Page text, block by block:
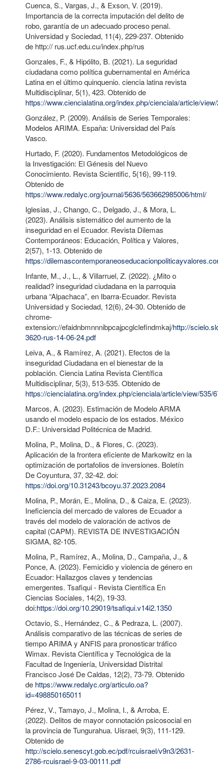
Cuenca, S., Vargas, J., & Exson, V. (2019).
Importancia de la correcta imputación del delito de
robo, garantía de un adecuado proceso penal.
Universidad y Sociedad, 11(4), 229-237. Obtenido
de http:// rus.ucf.edu.cu/index.php/rus
Gonzales, F., & Hipólito, B. (2021). La seguridad
ciudadana como política gubernamental en América
Latina en el último quinquenio. ciencia latina revista
Multidisciplinar, 5(1), 423. Obtenido de
https://www.ciencialatina.org/index.php/cienciala/article/
González, P. (2009). Análisis de Series Temporales:
Modelos ARIMA. España: Universidad del País
Vasco.
Hurtado, F. (2020). Fundamentos Metodológicos de
la Investigación: El Génesis del Nuevo
Conocimiento. Revista Scientific, 5(16), 99-119.
Obtenido de
https://www.redalyc.org/journal/5636/563662985006/html/
Iglesias, J., Chango, C., Delgado, J., & Mora, L.
(2023). Análisis sistemático del aumento de la
inseguridad en el Ecuador. Revista Dilemas
Contemporáneos: Educación, Política y Valores,
2(57), 1-13. Obtenido de
https://
Infante, M., J., L., & Villarruel, Z. (2022). ¿Mito o
realidad? inseguridad ciudadana en la parroquia
urbana “Alpachaca”, en Ibarra-Ecuador. Revista
Universidad y Sociedad, 12(6), 24-30. Obtenido de
chrome-
extension://efaidnbmnnnibpcajpcglclefindmkaj/http://
3620-rus-14-06-24.pdf
Leiva, A., & Ramírez, A. (2021). Efectos de la
inseguridad Ciudadana en el bienestar de la
población. Ciencia Latina Revista Científica
Multidisciplinar, 5(3), 513-535. Obtenido de
https://ciencialatina.org/index.php/cienciala/article/view/535/
Marcos, A. (2023). Estimación de Modelo ARMA
usando el modelo espacio de los estados. México
D.F.: Universidad Politécnica de Madrid.
Molina, P., Molina, D., & Flores, C. (2023).
Aplicación de la frontera eficiente de Markowitz en la
optimización de portafolios de inversiones. Boletín
De Coyuntura, 37, 32-42. doi:
https://doi.org/10.31243/bcoyu.37.2023.2084
Molina, P., Morán, E., Molina, D., & Caiza, E. (2023).
Ineficiencia del mercado de valores de Ecuador a
través del modelo de valoración de activos de
capital (CAPM). REVISTA DE INVESTIGACIÓN
SIGMA, 82-105.
Molina, P., Ramírez, A., Molina, D., Campaña, J., &
Ponce, A. (2023). Femicidio y violencia de género en
Ecuador: Hallazgos claves y tendencias
emergentes. Tsafiqui - Revista Científica En
Ciencias Sociales, 14(2), 19-33.
doi:https://doi.org/10.29019/tsafiqui.v14i2.1350
Octavio, S., Hernández, C., & Pedraza, L. (2007).
Análisis comparativo de las técnicas de series de
tiempo ARIMA y ANFIS para pronosticar tráfico
Wimax. Revista Científica y Tecnológica de la
Facultad de Ingeniería, Universidad Distrital
Francisco José De Caldas, 12(2), 73-79. Obtenido
de https://www.redalyc.org/articulo.oa?
id=498850165011
Pérez, V., Tamayo, J., Molina, I., & Arroba, E.
(2022). Delitos de mayor connotación psicosocial en
la provincia de Tungurahua. Uisrael, 9(3), 111-129.
Obtenido de
http://scielo.senescyt.gob.ec/pdf/rcuisrael/v9n3/2631-
2786-rcuisrael-9-03-00111.pdf